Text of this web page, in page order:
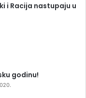
i Racija nastupaju u
godinu!